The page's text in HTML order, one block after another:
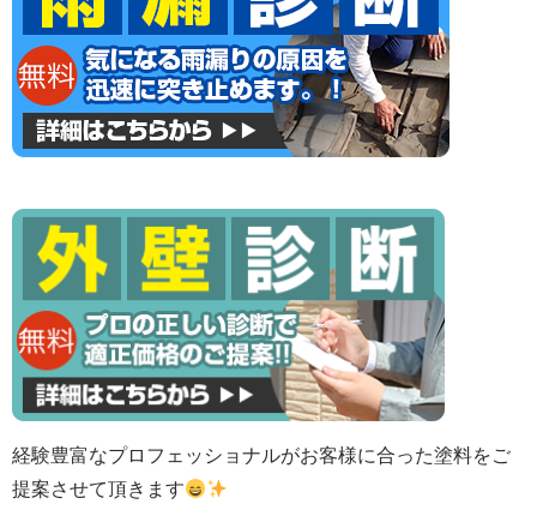
経験豊富なプロフェッショナルがお客様に合った塗料をご
提案させて頂きます